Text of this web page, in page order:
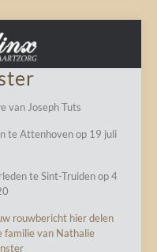
van Joseph Tuts
te Attenhoven op 19 juli
te Sint-Truiden op 4
rouwbericht hier delen
familie van Nathalie